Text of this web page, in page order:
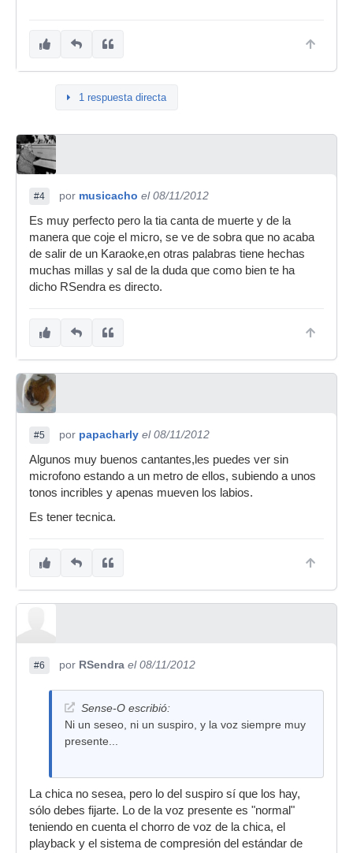
1 respuesta directa
#4 por musicacho el 08/11/2012
Es muy perfecto pero la tia canta de muerte y de la
manera que coje el micro, se ve de sobra que no acaba
de salir de un Karaoke,en otras palabras tiene hechas
muchas millas y sal de la duda que como bien te ha
dicho RSendra es directo.
#5 por papacharly el 08/11/2012
Algunos muy buenos cantantes,les puedes ver sin
microfono estando a un metro de ellos, subiendo a unos
tonos incribles y apenas mueven los labios.
Es tener tecnica.
#6 por RSendra el 08/11/2012
Sense-O escribió:
Ni un seseo, ni un suspiro, y la voz siempre muy
presente...
La chica no sesea, pero lo del suspiro sí que los hay,
sólo debes fijarte. Lo de la voz presente es "normal"
teniendo en cuenta el chorro de voz de la chica, el
playback y el sistema de compresión del estándar de